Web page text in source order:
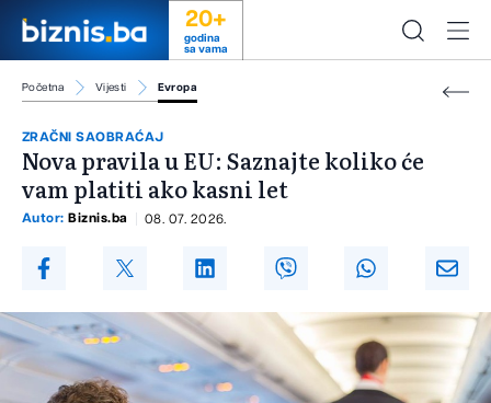
20+
godina
sa vama
Početna Vijesti Evropa
ZRAČNI SAOBRAĆAJ
Nova pravila u EU: Saznajte koliko će
vam platiti ako kasni let
Autor: Biznis.ba 08. 07. 2026.